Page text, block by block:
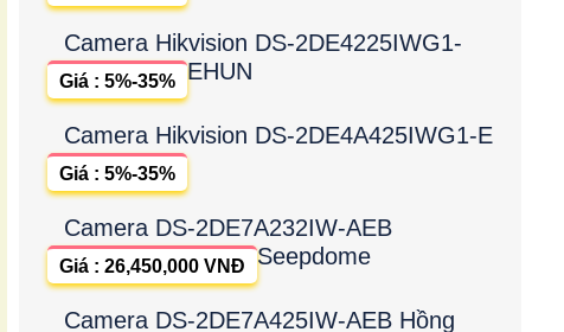
Camera Hikvision DS-2DE4225IWG1-
EHUN
Giá : 5%-35%
Camera Hikvision DS-2DE4A425IWG1-E
Giá : 5%-35%
Camera DS-2DE7A232IW-AEB
Seepdome
Giá : 26,450,000 VNĐ
Camera DS-2DE7A425IW-AEB Hồng